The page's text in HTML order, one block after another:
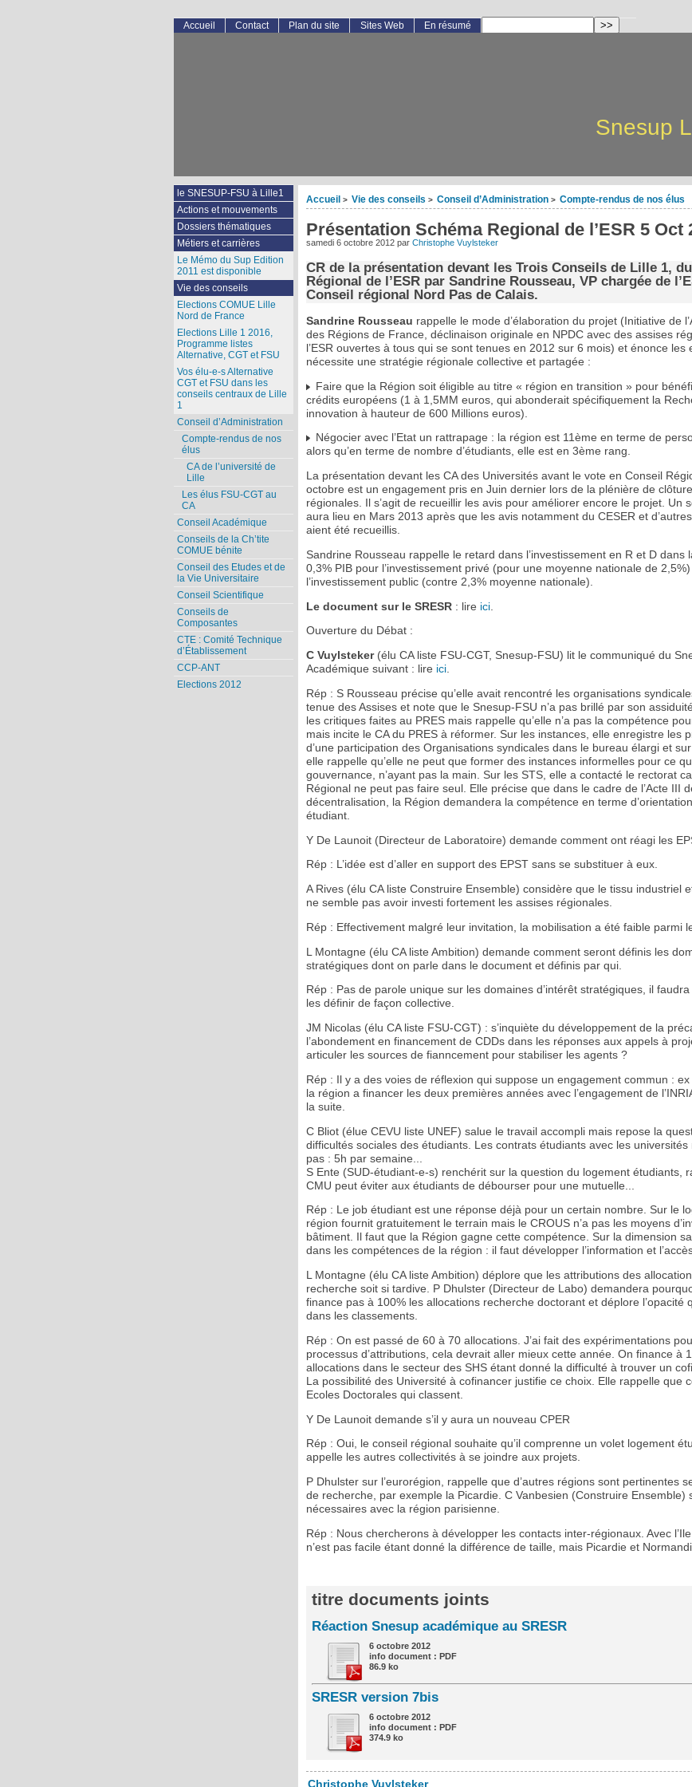
Snesup
Accueil > Vie des conseils > Conseil d’Administration > Compte-rendus de nos élus
Présentation Schéma Regional de l’ESR 5 Oct
samedi 6 octobre 2012 par Christophe Vuylsteker
CR de la présentation devant les Trois Conseils de Lille 1,
Régional de l’ESR par Sandrine Rousseau, VP chargée de
Conseil régional Nord Pas de Calais.
Sandrine Rousseau rappelle le mode d’élaboration du projet (Initiative de
des Régions de France, déclinaison originale en NPDC avec des assises
l’ESR ouvertes à tous qui se sont tenues en 2012 sur 6 mois) et énonce les
nécessite une stratégie régionale collective et partagée :
Faire que la Région soit éligible au titre « région en transition » pour
crédits européens (1 à 1,5MM euros, qui abonderait spécifiquement la
innovation à hauteur de 600 Millions euros).
Négocier avec l’Etat un rattrapage : la région est 11ème en terme de
alors qu’en terme de nombre d’étudiants, elle est en 3ème rang.
La présentation devant les CA des Universités avant le vote en Conseil
octobre est un engagement pris en Juin dernier lors de la plénière de
régionales. Il s’agit de recueillir les avis pour améliorer encore le projet. Un
aura lieu en Mars 2013 après que les avis notamment du CESER et
aient été recueillis.
Sandrine Rousseau rappelle le retard dans l’investissement en R et D dans
0,3% PIB pour l’investissement privé (pour une moyenne nationale de
l’investissement public (contre 2,3% moyenne nationale).
Le document sur le SRESR: lire ici.
Ouverture du Débat :
C Vuylsteker(élu CA liste FSU-CGT, Snesup-FSU) lit le communiqué du
Académique suivant : lire ici.
Rép : S Rousseau précise qu’elle avait rencontré les organisations
tenue des Assises et note que le Snesup-FSU n’a pas brillé par son
les critiques faites au PRES mais rappelle qu’elle n’a pas la compétence
mais incite le CA du PRES à réformer. Sur les instances, elle enregistre les
d’une participation des Organisations syndicales dans le bureau élargi et sur
elle rappelle qu’elle ne peut que former des instances informelles pour ce
gouvernance, n’ayant pas la main. Sur les STS, elle a contacté le rectorat
Régional ne peut pas faire seul. Elle précise que dans le cadre de l’Acte III
décentralisation, la Région demandera la compétence en terme
étudiant.
Y De Launoit (Directeur de Laboratoire) demande comment ont réagi les
Rép : L’idée est d’aller en support des EPST sans se substituer à eux.
A Rives (élu CA liste Construire Ensemble) considère que le tissu industriel
ne semble pas avoir investi fortement les assises régionales.
Rép : Effectivement malgré leur invitation, la mobilisation a été faible parmi
L Montagne (élu CA liste Ambition) demande comment seront définis les
stratégiques dont on parle dans le document et définis par qui.
Rép : Pas de parole unique sur les domaines d’intérêt stratégiques, il faudra
les définir de façon collective.
JM Nicolas (élu CA liste FSU-CGT) : s’inquiète du développement de la
l’abondement en financement de CDDs dans les réponses aux appels à
articuler les sources de fianncement pour stabiliser les agents ?
Rép : Il y a des voies de réflexion qui suppose un engagement commun : ex
la région a financer les deux premières années avec l’engagement de
la suite.
C Bliot (élue CEVU liste UNEF) salue le travail accompli mais repose la
difficultés sociales des étudiants. Les contrats étudiants avec les universités
pas : 5h par semaine...
S Ente (SUD-étudiant-e-s) renchérit sur la question du logement étudiants,
CMU peut éviter aux étudiants de débourser pour une mutuelle...
Rép : Le job étudiant est une réponse déjà pour un certain nombre. Sur le
région fournit gratuitement le terrain mais le CROUS n’a pas les moyens
bâtiment. Il faut que la Région gagne cette compétence. Sur la dimension
dans les compétences de la région : il faut développer l’information et
L Montagne (élu CA liste Ambition) déplore que les attributions des
recherche soit si tardive. P Dhulster (Directeur de Labo) demandera
finance pas à 100% les allocations recherche doctorant et déplore l’opacité
dans les classements.
Rép : On est passé de 60 à 70 allocations. J’ai fait des expérimentations
processus d’attributions, cela devrait aller mieux cette année. On finance à
allocations dans le secteur des SHS étant donné la difficulté à trouver un
La possibilité des Université à cofinancer justifie ce choix. Elle rappelle que
Ecoles Doctorales qui classent.
Y De Launoit demande s’il y aura un nouveau CPER
Rép : Oui, le conseil régional souhaite qu’il comprenne un volet logement
appelle les autres collectivités à se joindre aux projets.
P Dhulster sur l’eurorégion, rappelle que d’autres régions sont pertinentes
de recherche, par exemple la Picardie. C Vanbesien (Construire Ensemble)
nécessaires avec la région parisienne.
Rép : Nous chercherons à développer les contacts inter-régionaux. Avec
n’est pas facile étant donné la différence de taille, mais Picardie et
titre documents joints
Réaction Snesup académique au SRESR
6 octobre 2012
info document : PDF
86.9 ko
SRESR version 7bis
6 octobre 2012
info document : PDF
374.9 ko
Christophe Vuylsteker
Accueil Contact Plan du site Sites Web En résumé
le SNESUP-FSU à Lille1
Actions et mouvements
Dossiers thématiques
Métiers et carrières
Le Mémo du Sup Edition
2011 est disponible
Vie des conseils
Elections COMUE Lille
Nord de France
Elections Lille 1 2016,
Programme listes
Alternative, CGT et FSU
Vos élu-e-s Alternative
CGT et FSU dans les
conseils centraux de Lille
1
Conseil d’Administration
Compte-rendus de nos
élus
CA de l’université de
Lille
Les élus FSU-CGT au
CA
Conseil Académique
Conseils de la Ch’tite
COMUE bénite
Conseil des Etudes et de
la Vie Universitaire
Conseil Scientifique
Conseils de
Composantes
CTE : Comité Technique
d’Établissement
CCP-ANT
Elections 2012